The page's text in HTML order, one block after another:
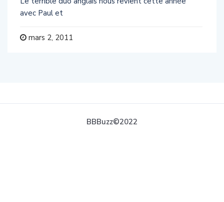
avec Paul et
mars 2, 2011
BBBuzz©2022